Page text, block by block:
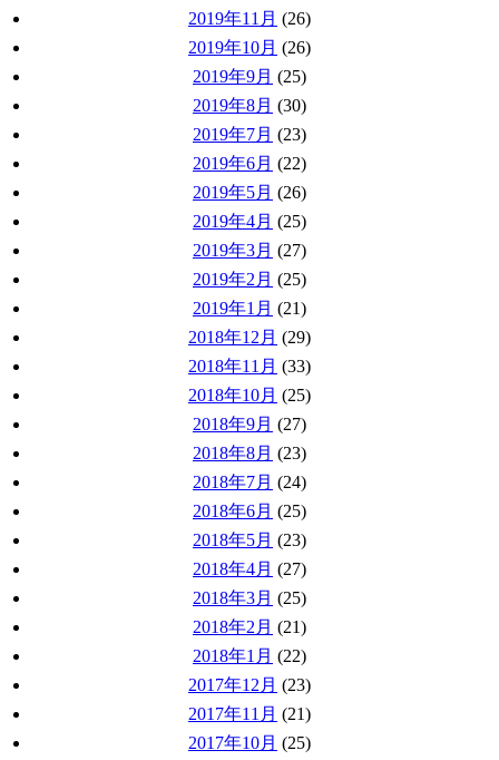
2019年11月 (26)
2019年10月 (26)
2019年9月 (25)
2019年8月 (30)
2019年7月 (23)
2019年6月 (22)
2019年5月 (26)
2019年4月 (25)
2019年3月 (27)
2019年2月 (25)
2019年1月 (21)
2018年12月 (29)
2018年11月 (33)
2018年10月 (25)
2018年9月 (27)
2018年8月 (23)
2018年7月 (24)
2018年6月 (25)
2018年5月 (23)
2018年4月 (27)
2018年3月 (25)
2018年2月 (21)
2018年1月 (22)
2017年12月 (23)
2017年11月 (21)
2017年10月 (25)